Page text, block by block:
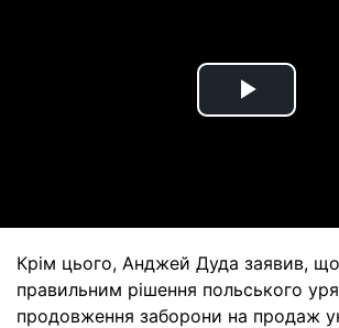
Play
Крім цього, Анджей Дуда заявив,
правильним рішення польського
продовження заборони на продаж